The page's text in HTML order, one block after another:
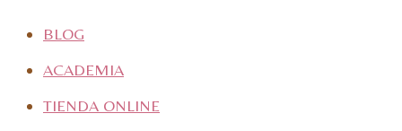
BLOG
ACADEMIA
TIENDA ONLINE